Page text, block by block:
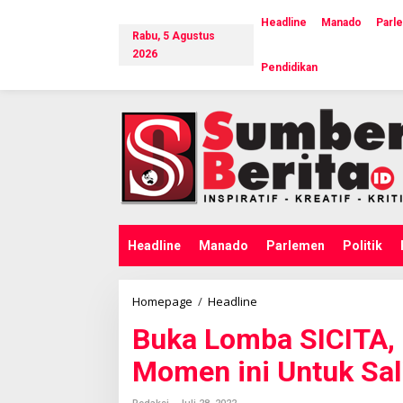
i
Rabu, 5 Agustus
2026
Headline Manado
Pendidikan
Headline Manado Parlemen Politik
Homepage / Headline
k
a
L
o
Buka Lomba
Momen ini Untuk